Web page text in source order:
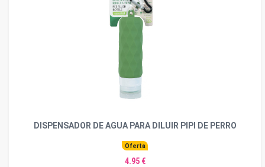
DISPENSADOR DE AGUA PARA DILUIR PIPI DE PERRO
Oferta
4.95 €